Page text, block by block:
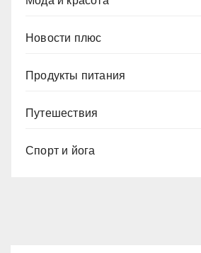
Новости плюс
Продукты питания
Путешествия
Спорт и йога